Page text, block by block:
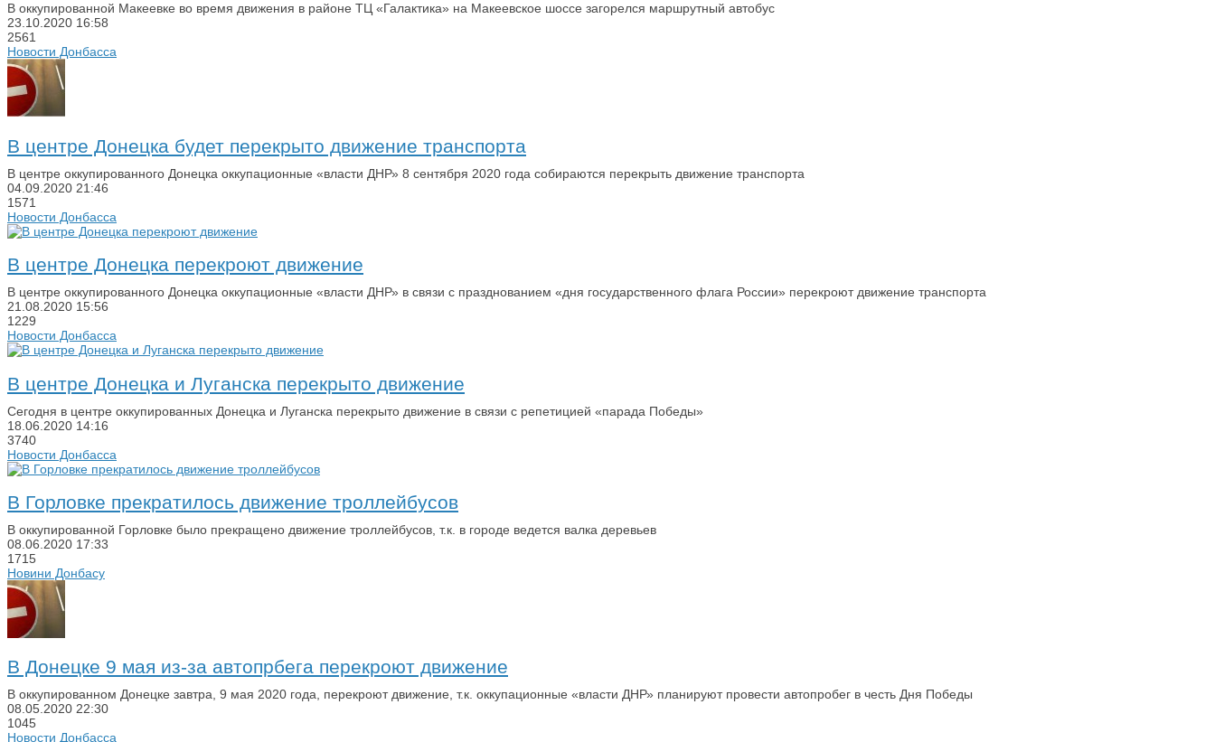
В оккупированной Макеевке во время движения в районе ТЦ «Галактика» на Макеевское шоссе загорелся маршрутный автобус
23.10.2020 16:58
2561
Новости Донбасса
В центре Донецка будет перекрыто движение транспорта
В центре оккупированного Донецка оккупационные «власти ДНР» 8 сентября 2020 года собираются перекрыть движение транспорта
04.09.2020 21:46
1571
Новости Донбасса
В центре Донецка перекроют движение
В центре оккупированного Донецка оккупационные «власти ДНР» в связи с празднованием «дня государственного флага России» перекроют движение транспорта
21.08.2020 15:56
1229
Новости Донбасса
В центре Донецка и Луганска перекрыто движение
Сегодня в центре оккупированных Донецка и Луганска перекрыто движение в связи с репетицией «парада Победы»
18.06.2020 14:16
3740
Новости Донбасса
В Горловке прекратилось движение троллейбусов
В оккупированной Горловке было прекращено движение троллейбусов, т.к. в городе ведется валка деревьев
08.06.2020 17:33
1715
Новини Донбасу
В Донецке 9 мая из-за автопрбега перекроют движение
В оккупированном Донецке завтра, 9 мая 2020 года, перекроют движение, т.к. оккупационные «власти ДНР» планируют провести автопробег в честь Дня Победы
08.05.2020 22:30
1045
Новости Донбасса